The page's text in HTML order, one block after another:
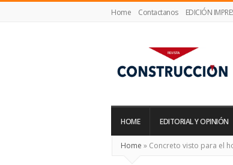
Home Contactanos EDICIÓN
Construcción
HOME EDITORIAL Y OPINIÓN
Home » Concreto visto para el